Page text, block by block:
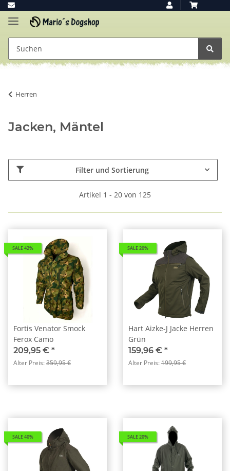
Herren
Jacken, Mäntel
Filter und Sortierung
Artikel 1 - 20 von 125
SALE 42%
Fortis Venator Smock
Ferox Camo
209,95 € *
Alter Preis:359,95 €
SALE 20%
Hart Aizke-J Jacke Herren
Grün
159,96 € *
Alter Preis:199,95 €
SALE 40% SALE 20%